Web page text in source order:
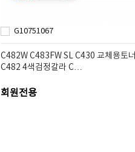
G10751067
C482W C483FW SL C430 교체용토너
C482 4색검정칼라 C…
회원전용